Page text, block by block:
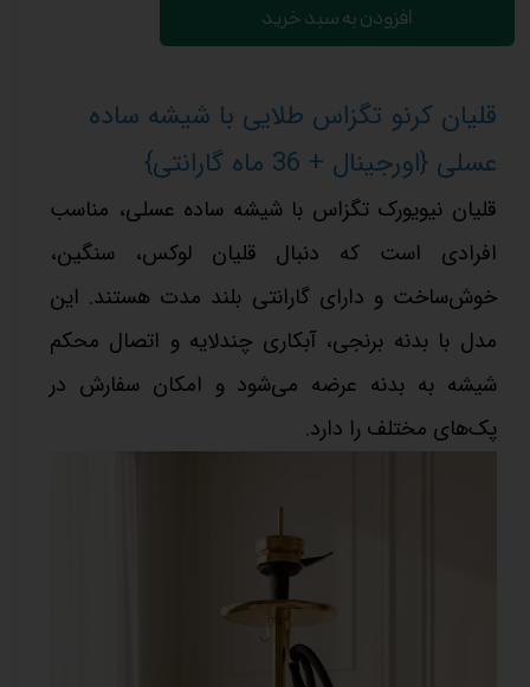
افزودن به سبد خرید
قلیان کرنو تگزاس طلایی با شیشه ساده
عسلی {اورجینال + 36 ماه گارانتی}
قلیان نیویورک تگزاس با شیشه ساده عسلی، مناسب
افرادی است که دنبال قلیان لوکس، سنگین،
خوش‌ساخت و دارای گارانتی بلند مدت هستند. این
مدل با بدنه برنجی، آبکاری چندلایه و اتصال محکم
شیشه به بدنه عرضه می‌شود و امکان سفارش در
پک‌های مختلف را دارد.